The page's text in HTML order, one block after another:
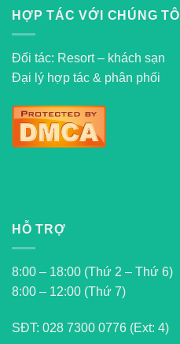
HỢP TÁC VỚI CHÚNG TÔI
Đối tác: Resort – khách sạn
Đại lý hợp tác & phân phối
HỖ TRỢ
8:00 – 18:00 (Thứ 2 – Thứ 6)
8:00 – 12:00 (Thứ 7)
SĐT: 028 7300 0776 (Ext: 4)